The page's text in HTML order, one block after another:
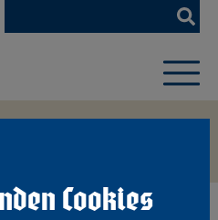
Cookies